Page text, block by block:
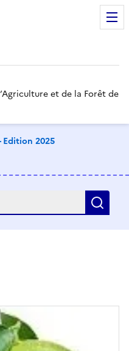
et de la Forêt de
Edition 2025